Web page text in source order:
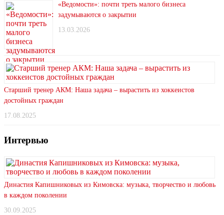
«Ведомости»: почти треть малого бизнеса
задумываются о закрытии
13.03.2026
Старший тренер АКМ: Наша задача – вырастить из хоккеистов
достойных граждан
17.08.2025
Интервью
Династия Капишниковых из Кимовска: музыка, творчество и любовь
в каждом поколении
30.09.2025